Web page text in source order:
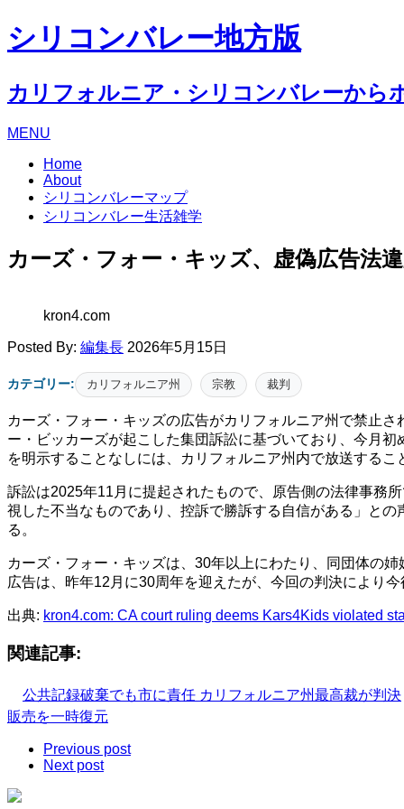
シリコンバレー地方版
カリフォルニア・シリコンバレーから
MENU
Home
About
シリコンバレーマップ
シリコンバレー生活雑学
カーズ・フォー・キッズ、虚偽広告法
kron4.com
Posted By: 編集長 2026年5月15日
カテゴリー: カリフォルニア州 宗教 裁判
カーズ・フォー・キッズの広告がカリフォルニア州で禁止
ー・ビッカーズが起こした集団訴訟に基づいており、今月
を明示することなしには、カリフォルニア州内で放送するこ
訴訟は2025年11月に提起されたもので、原告側の法律事務
視した不当なものであり、控訴で勝訴する自信がある」と
る。
カーズ・フォー・キッズは、30年以上にわたり、同団体の
広告は、昨年12月に30周年を迎えたが、今回の判決により
出典: kron4.com: CA court ruling deems Kars4Kids violated
関連記事:
公共記録破棄でも市に責任 カリフォルニア州最高裁が判決
販売を一時復元
Previous post
Next post